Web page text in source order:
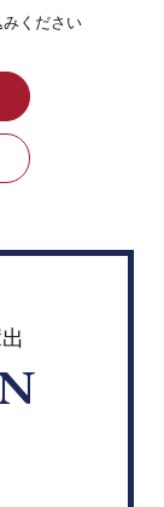
ください